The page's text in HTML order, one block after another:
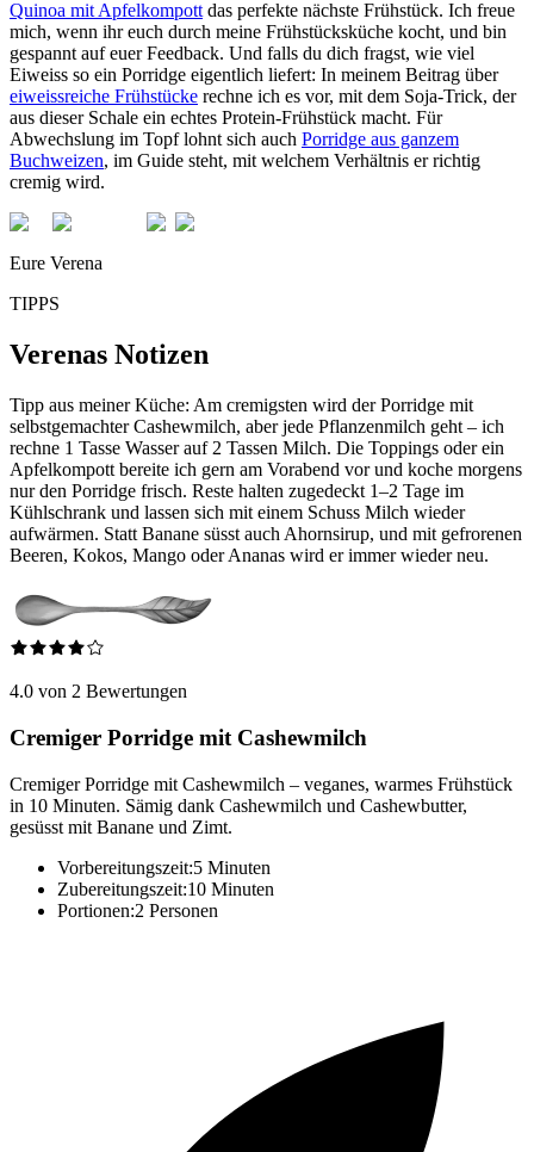
Quinoa mit Apfelkompott das perfekte nächste Frühstück. Ich freue
mich, wenn ihr euch durch meine Frühstücksküche kocht, und bin
gespannt auf euer Feedback. Und falls du dich fragst, wie viel
Eiweiss so ein Porridge eigentlich liefert: In meinem Beitrag über
eiweissreiche Frühstücke rechne ich es vor, mit dem Soja-Trick, der
aus dieser Schale ein echtes Protein-Frühstück macht. Für
Abwechslung im Topf lohnt sich auch Porridge aus ganzem
Buchweizen, im Guide steht, mit welchem Verhältnis er richtig
cremig wird.
Eure Verena
TIPPS
Verenas Notizen
Tipp aus meiner Küche: Am cremigsten wird der Porridge mit
selbstgemachter Cashewmilch, aber jede Pflanzenmilch geht – ich
rechne 1 Tasse Wasser auf 2 Tassen Milch. Die Toppings oder ein
Apfelkompott bereite ich gern am Vorabend vor und koche morgens
nur den Porridge frisch. Reste halten zugedeckt 1–2 Tage im
Kühlschrank und lassen sich mit einem Schuss Milch wieder
aufwärmen. Statt Banane süsst auch Ahornsirup, und mit gefrorenen
Beeren, Kokos, Mango oder Ananas wird er immer wieder neu.
4.0 von 2 Bewertungen
Cremiger Porridge mit Cashewmilch
Cremiger Porridge mit Cashewmilch – veganes, warmes Frühstück
in 10 Minuten. Sämig dank Cashewmilch und Cashewbutter,
gesüsst mit Banane und Zimt.
Vorbereitungszeit:5 Minuten
Zubereitungszeit:10 Minuten
Portionen:2 Personen